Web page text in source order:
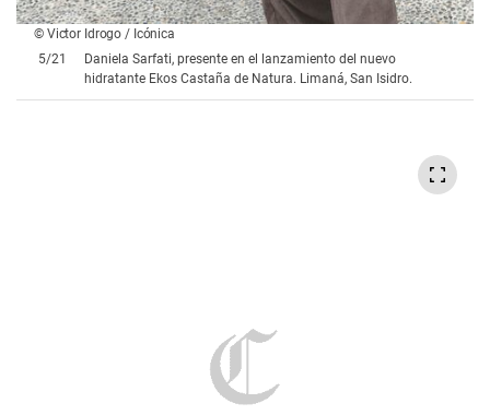
© Victor Idrogo / Icónica
5/21
Daniela Sarfati, presente en el lanzamiento del nuevo
hidratante Ekos Castaña de Natura. Limaná, San Isidro.